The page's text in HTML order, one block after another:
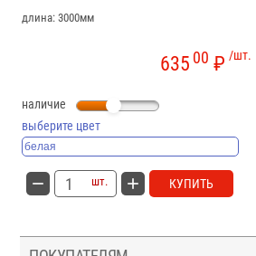
длина: 3000мм
/шт.
635 00 ₽
наличие
выберите цвет
шт. КУПИТЬ